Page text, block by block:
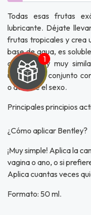
y
por
Todas esas frutas
lubricante. Déjate
frutas tropicales y crea
base de agua, es
agradable y muy
utilizarlo en conjunto
o durante el sexo.
Principales principios
¿Cómo aplicar Bentley?
¡Muy simple! Aplica la
vagina o ano, o si
Aplica cuantas veces
Formato: 50 ml.